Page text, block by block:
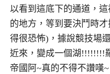
以看到這底下的通道，
的地方，等到要決鬥時
得很恐怖)，據說競技場
近來，變成一個湖!!!!!!!!
帝國阿~真的不得不讚嘆~